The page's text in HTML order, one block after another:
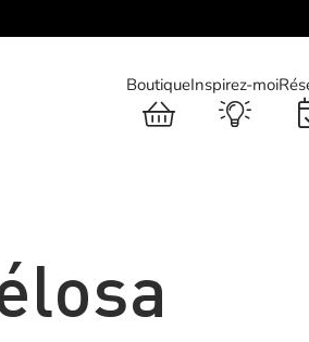
BoutiqueInspirez-moi